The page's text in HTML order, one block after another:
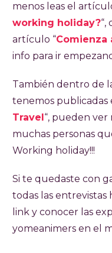
menos leas el
working holiday?“,
artículo “Comienza
info para ir
También dentro de
tenemos publicadas
Travel “, pueden ver
muchas personas
Working holiday!!!
Si te quedaste con
todas las entrevistas
link y conocer las
yomeanimers en el